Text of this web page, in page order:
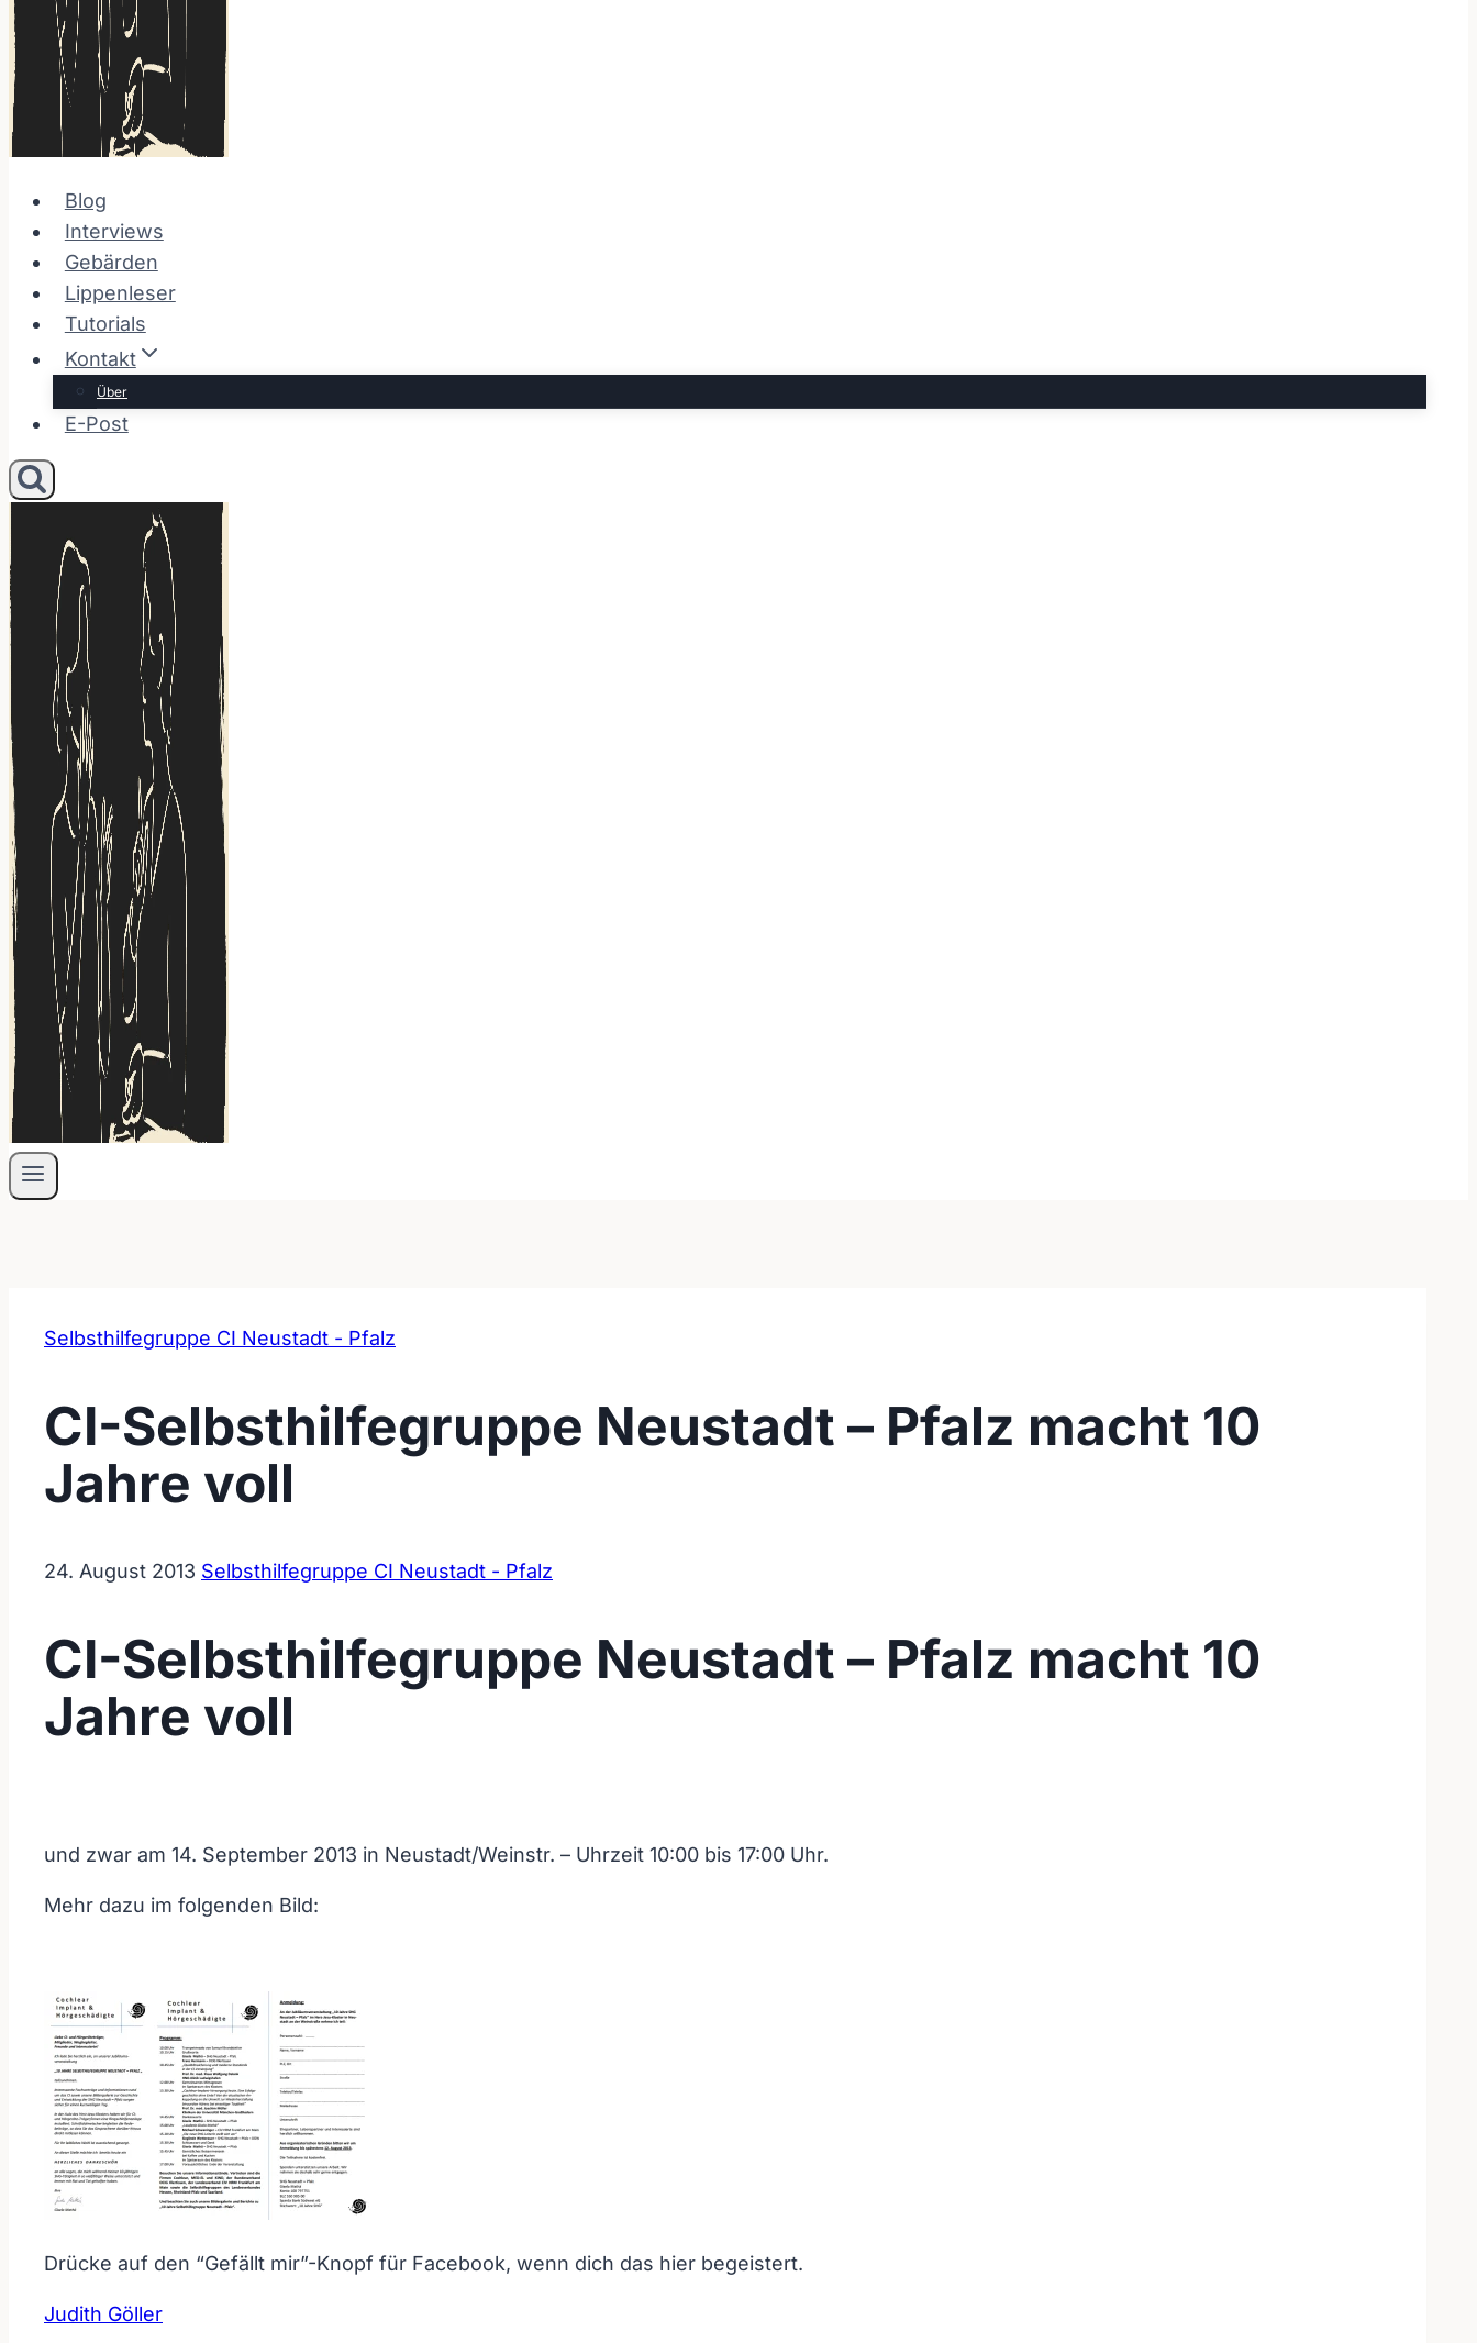
Blog
Interviews
Gebärden
Lippenleser
Tutorials
Kontakt
Über
E-Post
Selbsthilfegruppe CI Neustadt - Pfalz
CI-Selbsthilfegruppe Neustadt – Pfalz macht 10
Jahre voll
24. August 2013 Selbsthilfegruppe CI Neustadt - Pfalz
CI-Selbsthilfegruppe Neustadt – Pfalz macht 10
Jahre voll
und zwar am 14. September 2013 in Neustadt/Weinstr. – Uhrzeit 10:00 bis 17:00 Uhr.
Mehr dazu im folgenden Bild:
Drücke auf den “Gefällt mir”-Knopf für Facebook, wenn dich das hier begeistert.
Judith Göller